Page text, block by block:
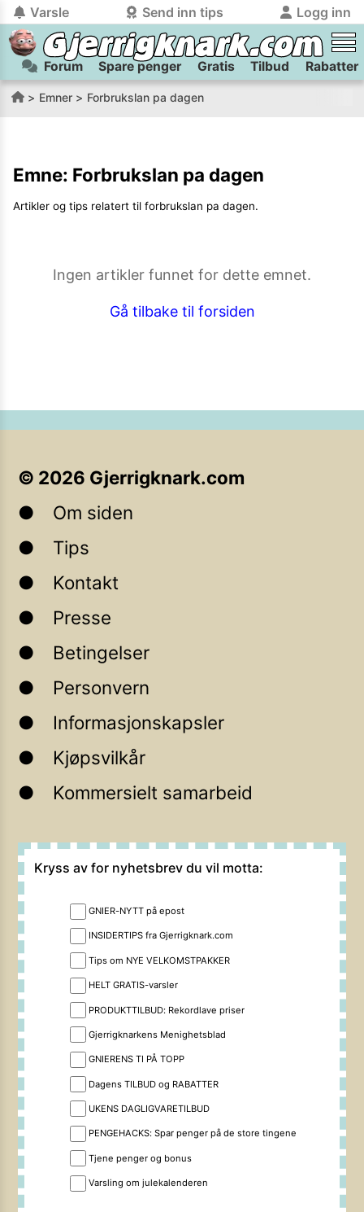
Varsle Send inn tips Logg inn
tilbake
Logg inn på Gjerrigknark.com:
Logg inn med Vipps
tilbake
Send inn tips:
Vil du være med i tipsekonkurransen kan du oppgi
Forum Spare penger Gratis Tilbud Rabatter
Emner Forbrukslan pa dagen
Emne: Forbrukslan pa dagen
Artikler og tips relatert til forbrukslan pa dagen.
Ingen artikler funnet for dette emnet.
Gå tilbake til forsiden
© 2026 Gjerrigknark.com
Om siden
Tips
Kontakt
Presse
Betingelser
Personvern
Informasjonskapsler
Kjøpsvilkår
Kommersielt samarbeid
Kryss av for nyhetsbrev du vil motta:
GNIER-NYTT på epost
INSIDERTIPS fra Gjerrigknark.com
Tips om NYE VELKOMSTPAKKER
HELT GRATIS-varsler
PRODUKTTILBUD: Rekordlave priser
Gjerrigknarkens Menighetsblad
GNIERENS TI PÅ TOPP
Dagens TILBUD og RABATTER
UKENS DAGLIGVARETILBUD
PENGEHACKS: Spar penger på de store tingene
Tjene penger og bonus
Varsling om julekalenderen